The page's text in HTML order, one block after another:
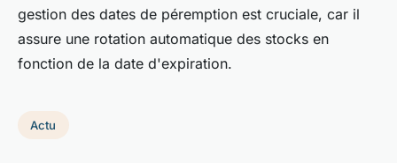
gestion des dates de péremption est cruciale, car il
assure une rotation automatique des stocks en
fonction de la date d'expiration.
Actu